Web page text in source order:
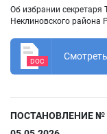
Об избрании секретаря
Неклиновского района
DOC Смотреть
ПОСТАНОВЛЕНИЕ №